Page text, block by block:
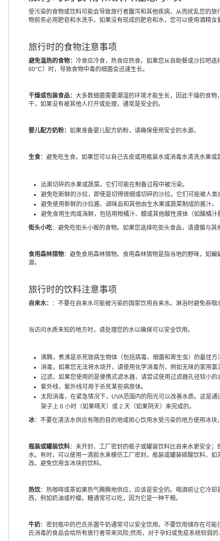
受污染的食物或饮料可能会导致旅行者腹泻和其他疾病，从而扰乱您的
物前务必用肥皂和水洗手。如果没有现成的肥皂和水，您可以使用酒精
旅行时的食物注意事项
避免温热的食物： 冷食应冷食，热食应热食。如果您从自助餐或沙拉吧
60°C）时，导致食物中毒的细菌会迅速生长。
干燥或包装食品： 大多数细菌需要潮湿的环境才能生长，因此干燥的食
干，如果没有被其他人打开或处理，通常是安全的。
婴儿配方奶粉： 如果准备婴儿配方奶粉，请确保使用安全的水源。
生食：避免吃生食。如果您可以自己去皮或用瓶装水或消毒水清洗水果
远离切碎的水果或蔬菜。它们可能在制备过程中被污染。
避免吃新鲜的沙拉，即使是切得很细或切碎的沙拉。它们可能被人
避免使用新鲜的沙拉酱、调味品和其他由生水果或蔬菜制成的酱汁。
避免食用生肉或海鲜，包括用柑橘汁、醋或其他酸性液体（如酸橘汁
街头小吃：避免吃街头小贩的食物。如果您选择吃街头食品，请遵循与
食用森林猎物：避免食用森林猎物。食用森林猎物是指当地的野味，如
源。
旅行时的饮料注意事项
自来水： ：不要在自来水可能被污染的国家饮用自来水。淋浴时避免吞
当访问水质未知的地方时，请处理您的水以确保可以安全饮用。
沸腾，煮沸是杀死致病生物体（包括病毒、细菌和寄生虫）的最佳方
消毒，如果您无法将水烧开，请使用化学消毒剂，例如无味的家用
过滤，如果您使用的是便携式滤水器，请尝试使用过滤器孔径较小
紫外线，紫外线可用于杀死某些病原体。
太阳消毒，在紧急情况下，UVA范围内的阳光可以改善水质。这是
架子上 6 小时（如果晴天）或 2 天（如果阴天）来完成的。
冰：不要在清洁水供应有限的目的地或担心饮用水受污染的地方使用冰
瓶装或罐装饮料：未开封、工厂密封的瓶子或罐装饮料比自来水更安全
水。有时，可以使用一滴胶水来模仿工厂密封。瓶装或罐装碳酸饮料，
改。避免饮用含冰块的饮料。
热饮：热咖啡或茶如果热气腾腾地供应，应该是安全的。喝酒前让它冷
西，例如奶油或柠檬。糖通常可以吃，因为它是一种干粮。
牛奶：密封瓶中的巴氏杀菌牛奶通常可以安全饮用。不要饮用储存在可
氏消毒的食品会给所有旅行者带来风险;然而，对于孕妇或免疫系统较弱